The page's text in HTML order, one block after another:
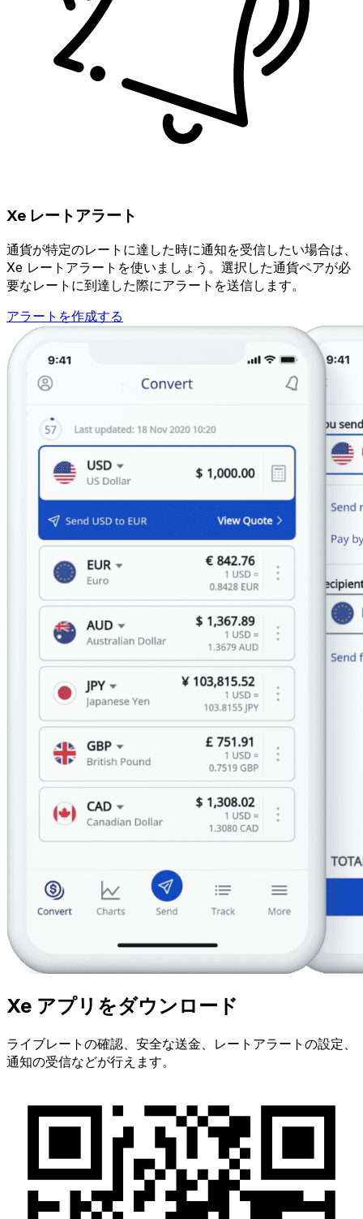
Xe レートアラート
通貨が特定のレートに達した時に通知を受信したい場合は、
Xe レートアラートを使いましょう。選択した通貨ペアが必
要なレートに到達した際にアラートを送信します。
アラートを作成する
Xe アプリをダウンロード
ライブレートの確認、安全な送金、レートアラートの設定、
通知の受信などが行えます。